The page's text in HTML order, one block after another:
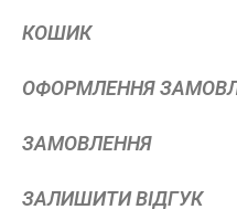
КОШИК
ОФОРМЛЕННЯ
ЗАМОВЛЕННЯ
ЗАЛИШИТИ ВІДГУК